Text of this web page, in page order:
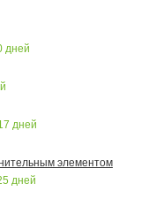
дней
дней
элементом
дней